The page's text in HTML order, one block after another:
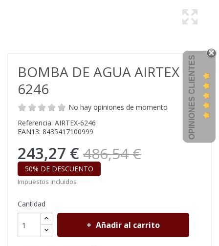
BOMBA DE AGUA AIRTEX
6246
No hay opiniones de momento
Referencia: AIRTEX-6246
EAN13: 8435417100999
243,27 € 486,54 €
50% DE DESCUENTO
Impuestos incluidos
Cantidad
Añadir al carrito
OPINIONES CLIENTES